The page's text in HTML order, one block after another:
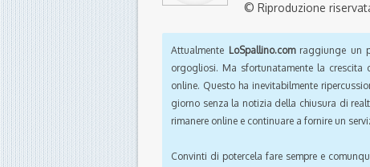
© Riproduzione
Attualmente LoSpallino.comraggiunge un
orgogliosi. Ma sfortunatamente la
online. Questo ha inevitabilmente
giorno senza la notizia della chiusura di
rimanere online e continuare a fornire un
Convinti di potercela fare sempre e